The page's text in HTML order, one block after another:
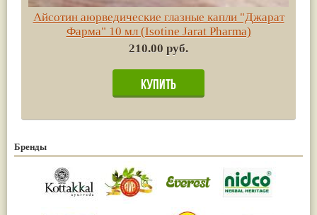
Айсотин аюрведические глазные капли "Джарат
Фарма" 10 мл (Isotine Jarat Pharma)
210.00 руб.
Бренды